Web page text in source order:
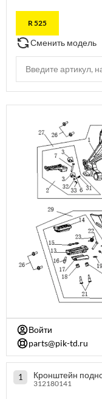
R 525
Сменить модель
Войти
parts@pik-td.ru
1 Кронштейн
312180141